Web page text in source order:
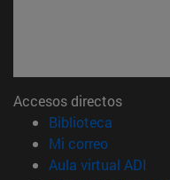
Accesos directos
Biblioteca
Mi correo(abre en
Aula virtual ADI